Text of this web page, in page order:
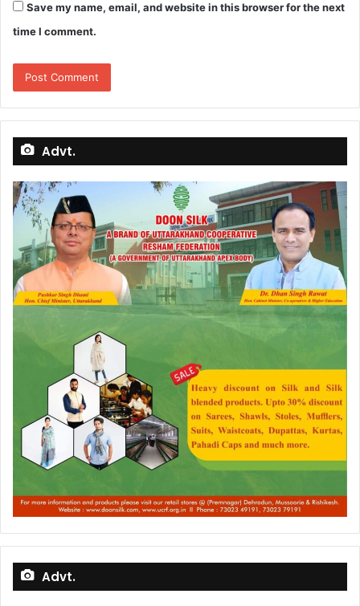
Save my name, email, and website in this browser for the next
time I comment.
Advt.
Advt.